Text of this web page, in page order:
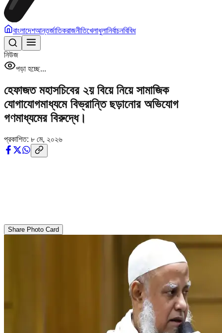
বাংলাদেশআন্তর্জাতিকরাজনীতিখেলাধুলানির্বাচনবিবিধ
নিউজ
পড়া হচ্ছে...
হেফাজত মহাসচিবের ২য় বিয়ে নিয়ে সামাজিক
যোগাযোগমাধ্যমে বিভ্রান্তি ছড়ানোর অভিযোগ
গণমাধ্যমের বিরুদ্ধে।
প্রকাশিত: ৮ মে, ২০২৬
Share Photo Card